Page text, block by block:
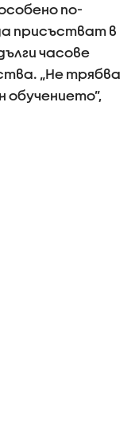
по-
присъстват в
часове
„Не трябва
обучението”,